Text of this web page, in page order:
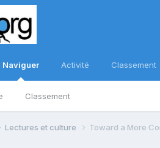
Naviguer
Classement
Activité Classement
Lectures et culture Toward a More